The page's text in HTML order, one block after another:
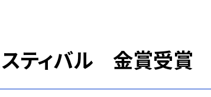
ティバル 金賞受賞